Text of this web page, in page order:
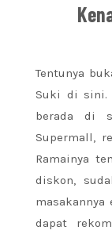
Tentunya
Suki di sini.
berada di
Supermall,
Ramainya
diskon,
masakannya
dapat